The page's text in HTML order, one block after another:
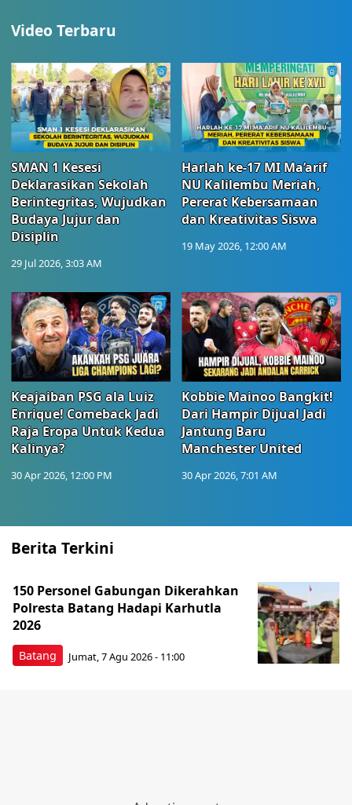
Video Terbaru
SMAN 1 Kesesi
Deklarasikan Sekolah
Berintegritas, Wujudkan
Budaya Jujur dan
Disiplin
29 Jul 2026, 3:03 AM
Harlah ke-17 MI Ma’arif
NU Kalilembu Meriah,
Pererat Kebersamaan
dan Kreativitas Siswa
19 May 2026, 12:00 AM
Keajaiban PSG ala Luiz
Enrique! Comeback Jadi
Raja Eropa Untuk Kedua
Kalinya?
30 Apr 2026, 12:00 PM
Kobbie Mainoo Bangkit!
Dari Hampir Dijual Jadi
Jantung Baru
Manchester United
30 Apr 2026, 7:01 AM
Berita Terkini
Batang
150 Personel Gabungan Dikerahkan
Polresta Batang Hadapi Karhutla
2026
Jumat, 7 Agu 2026 - 11:00